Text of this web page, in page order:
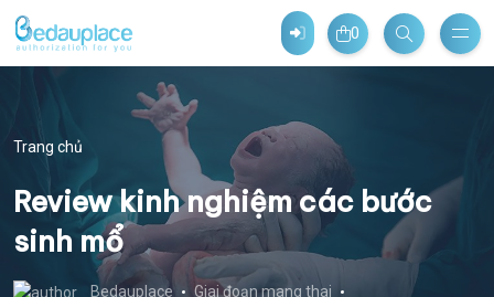
0
Trang chủ
Review kinh nghiệm các bước
sinh mổ
Bedauplace
Giai đoạn mang thai